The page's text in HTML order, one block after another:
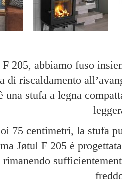
205, abbiamo fuso
di riscaldamento
una stufa a legna
75 centimetri, la stufa
Jøtul F 205 è
rimanendo